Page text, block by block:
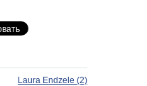
Laura Endzele (2)